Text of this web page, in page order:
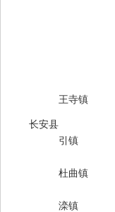
王寺镇
长安县
引镇
杜曲镇
滦镇